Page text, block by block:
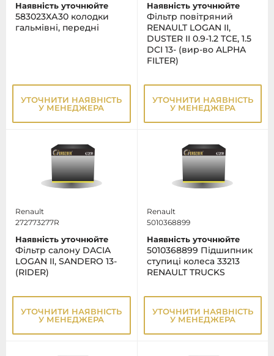
Наявність уточнюйте
583023ХА30 колодки
гальмівні, передні
УТОЧНИТИ НАЯВНІСТЬ
У МЕНЕДЖЕРА
Наявність уточнюйте
Фільтр повітряний
RENAULT LOGAN II,
DUSTER II 0.9-1.2 TCE, 1.5
DCI 13- (вир-во ALPHA
FILTER)
УТОЧНИТИ НАЯВНІСТЬ
У МЕНЕДЖЕРА
Renault
272773277R
Наявність уточнюйте
Фільтр салону DACIA
LOGAN II, SANDERO 13-
(RIDER)
УТОЧНИТИ НАЯВНІСТЬ
У МЕНЕДЖЕРА
Renault
5010368899
Наявність уточнюйте
5010368899 Підшипник
ступиці колеса 33213
RENAULT TRUCKS
УТОЧНИТИ НАЯВНІСТЬ
У МЕНЕДЖЕРА